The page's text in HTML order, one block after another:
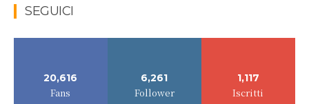
SEGUICI
20,616
Fans
6,261
Follower
1,117
Iscritti